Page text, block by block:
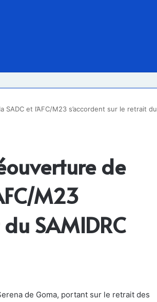
et l’AFC/M23 s’accordent sur le retrait du
de
M23
SAMIDRC
de Goma, portant sur le retrait des